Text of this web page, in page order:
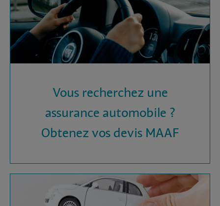
Vous recherchez une
assurance automobile ?
Obtenez vos devis MAAF